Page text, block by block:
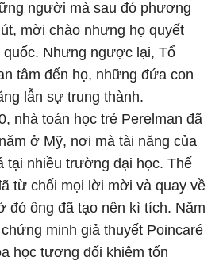
người mà sau đó phương
mời chào nhưng họ quyết
Nhưng ngược lại, Tổ
tâm đến họ, những đứa con
lẫn sự trung thành.
nhà toán học trẻ Perelman đã
ở Mỹ, nơi mà tài năng của
tại nhiều trường đại học. Thế
từ chối mọi lời mời và quay về
đó ông đã tạo nên kì tích. Năm
minh giả thuyết Poincaré
học tương đối khiêm tốn